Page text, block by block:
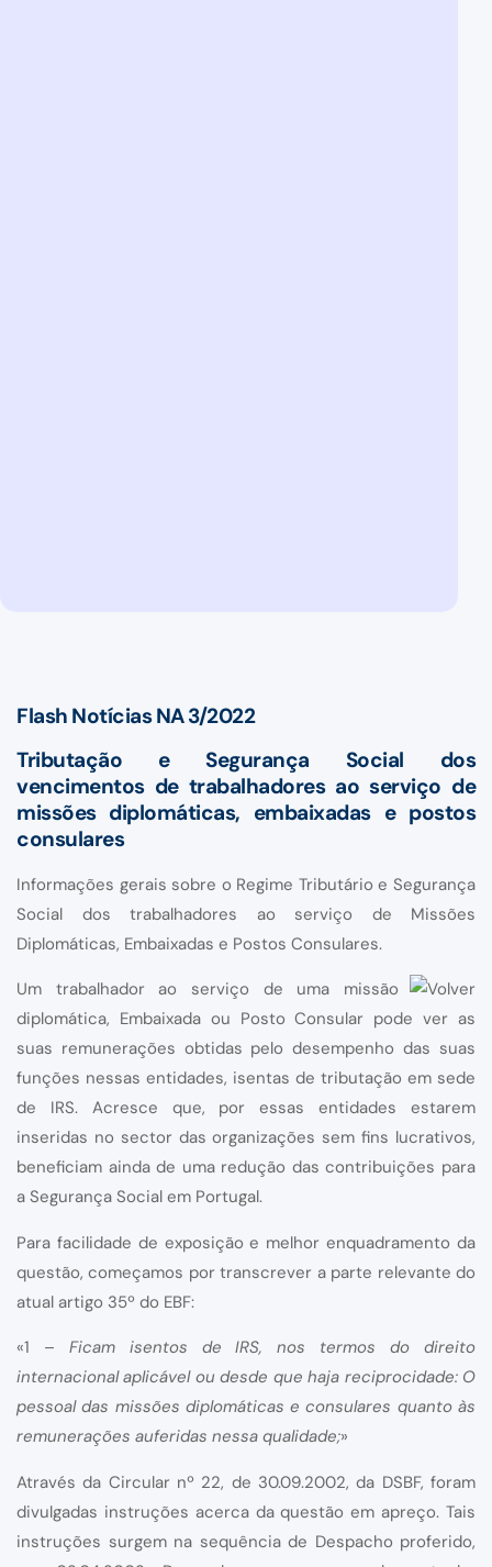
Flash Notícias NA 3/2022
Tributação e Segurança Social dos
vencimentos de trabalhadores ao serviço de
missões diplomáticas, embaixadas e postos
consulares
Informações gerais sobre o Regime Tributário e Segurança
Social dos trabalhadores ao serviço de Missões
Diplomáticas, Embaixadas e Postos Consulares.
Um trabalhador ao serviço de uma missão
diplomática, Embaixada ou Posto Consular pode ver as
suas remunerações obtidas pelo desempenho das suas
funções nessas entidades, isentas de tributação em sede
de IRS. Acresce que, por essas entidades estarem
inseridas no sector das organizações sem fins lucrativos,
beneficiam ainda de uma redução das contribuições para
a Segurança Social em Portugal.
Para facilidade de exposição e melhor enquadramento da
questão, começamos por transcrever a parte relevante do
atual artigo 35º do EBF:
«1 – Ficam isentos de IRS, nos termos do direito
internacional aplicável ou desde que haja reciprocidade: O
pessoal das missões diplomáticas e consulares quanto às
remunerações auferidas nessa qualidade;»
Através da Circular nº 22, de 30.09.2002, da DSBF, foram
divulgadas instruções acerca da questão em apreço. Tais
instruções surgem na sequência de Despacho proferido,